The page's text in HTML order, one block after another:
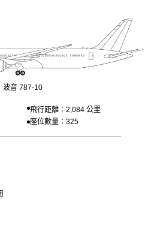
波音 787-10
飛行距離：2,084 公里
座位數量：325